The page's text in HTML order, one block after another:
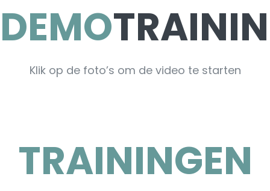
DEMO
Klik op de foto’s om de video te starten
TRAININGEN